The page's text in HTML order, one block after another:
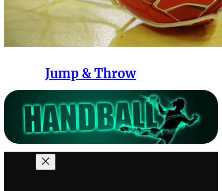
Jump & Throw